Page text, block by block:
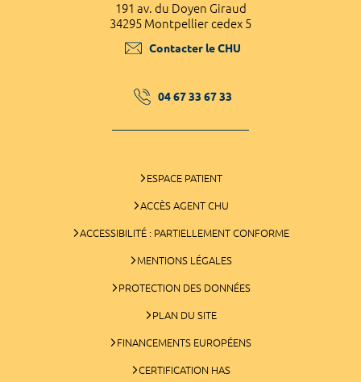
191 av. du Doyen Giraud
34295 Montpellier cedex 5
Contacter le CHU
04 67 33 67 33
ESPACE PATIENT
ACCÈS AGENT CHU
ACCESSIBILITÉ : PARTIELLEMENT CONFORME
MENTIONS LÉGALES
PROTECTION DES DONNÉES
PLAN DU SITE
FINANCEMENTS EUROPÉENS
CERTIFICATION HAS